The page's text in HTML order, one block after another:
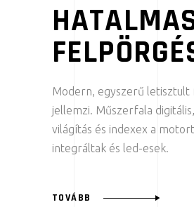
Modern, egyszerű letisztult
jellemzi. Műszerfala
világítás és indexex a
integráltak és led-esek.
TOVÁBB